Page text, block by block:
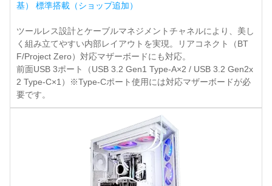
基） 標準搭載（ショップ追加）
ツールレス設計とケーブルマネジメントチャネルにより、美し
く組み立てやすい内部レイアウトを実現。リアコネクト（BT
F/Project Zero）対応マザーボードにも対応。
前面USB 3ポート（USB 3.2 Gen1 Type-A×2 / USB 3.2 Gen2x
2 Type-C×1）※Type-Cポート使用には対応マザーボードが必
要です。